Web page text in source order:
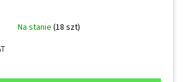
Na stanie (18 szt)